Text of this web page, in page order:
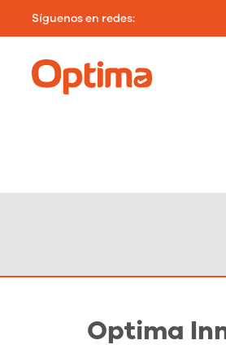
Síguenos en redes:
Optima